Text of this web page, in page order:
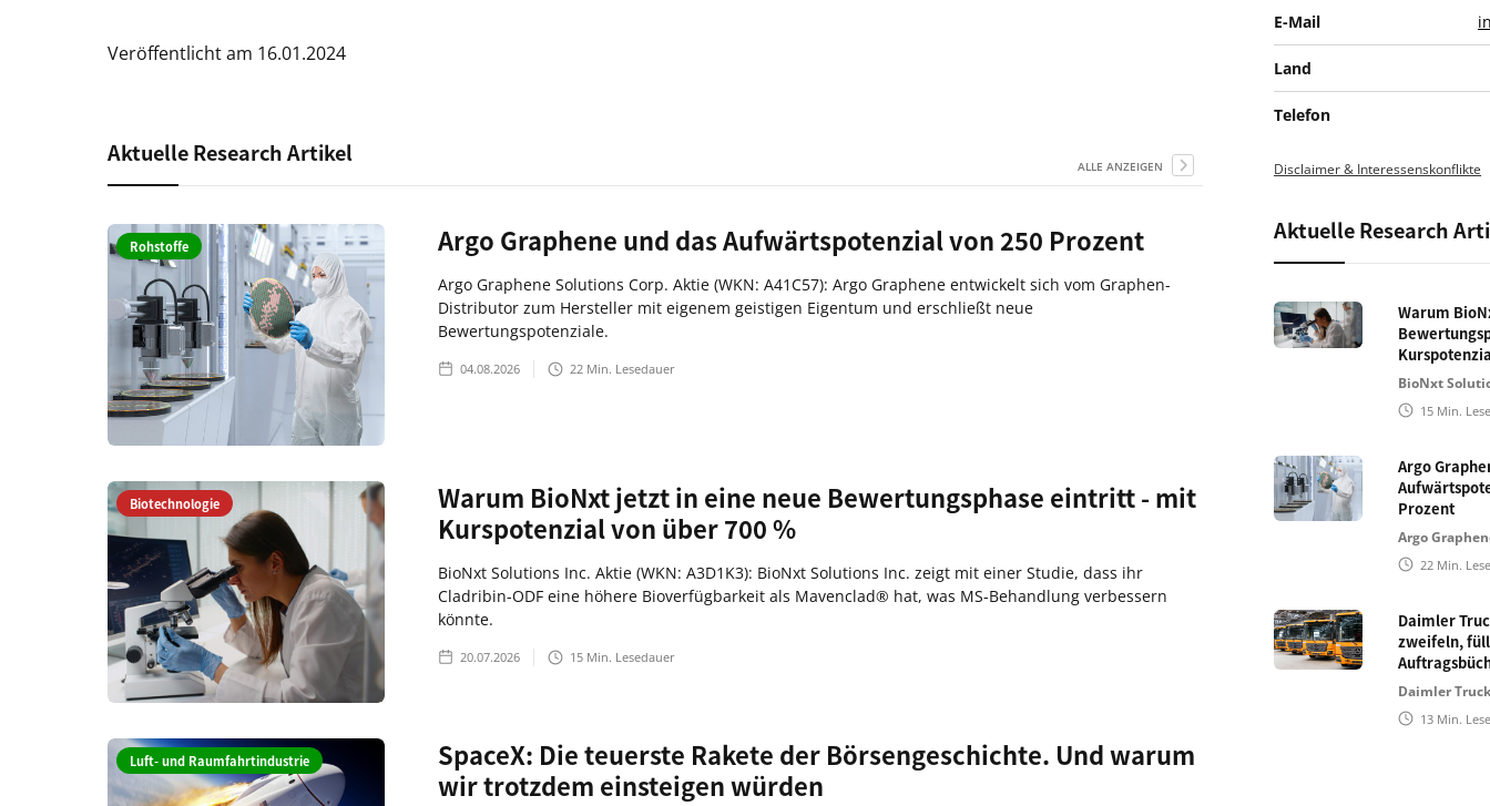
Veröffentlicht am 16.01.2024
Aktuelle Research Artikel ALLE ANZEIGEN
Rohstoffe Argo Graphene und das Aufwärtspotenzial von 250 Prozent
Argo Graphene Solutions Corp. Aktie (WKN: A41C57): Argo Graphene entwickelt sich vom Graphen-
Distributor zum Hersteller mit eigenem geistigen Eigentum und erschließt neue
Bewertungspotenziale.
04.08.2026 22 Min. Lesedauer
Biotechnologie
Warum BioNxt jetzt in eine neue Bewertungsphase eintritt - mit
Kurspotenzial von über 700 %
BioNxt Solutions Inc. Aktie (WKN: A3D1K3): BioNxt Solutions Inc. zeigt mit einer Studie, dass ihr
Cladribin-ODF eine höhere Bioverfügbarkeit als Mavenclad® hat, was MS-Behandlung verbessern
könnte.
20.07.2026 15 Min. Lesedauer
Luft- und Raumfahrtindustrie
SpaceX: Die teuerste Rakete der Börsengeschichte. Und warum
wir trotzdem einsteigen würden
E-Mail
Land
Telefon
Disclaimer & Interessenskonflikte
Aktuelle Research
Warum
BioNxt
15 Min.
Argo
Prozent
Argo
22 Min.
Daimler
zweifeln,
Daimler
13 Min.